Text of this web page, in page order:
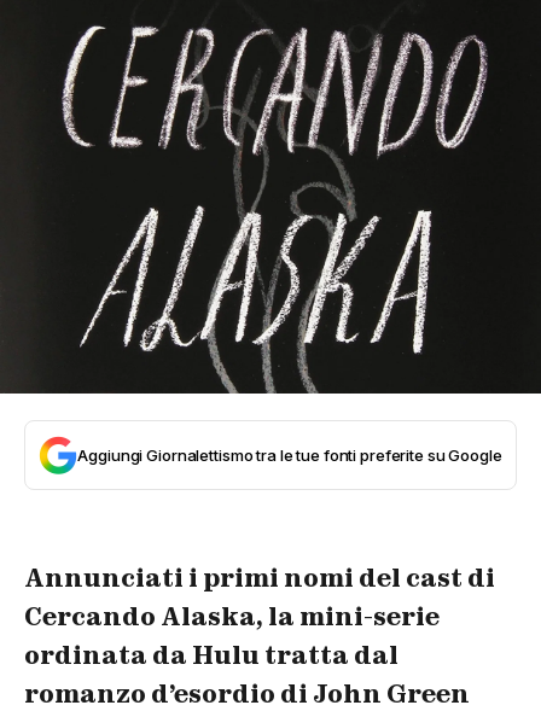
Aggiungi Giornalettismo tra le tue fonti preferite su Google
Annunciati i primi nomi del cast di
Cercando Alaska, la mini-serie
ordinata da Hulu tratta dal
romanzo d’esordio di John Green